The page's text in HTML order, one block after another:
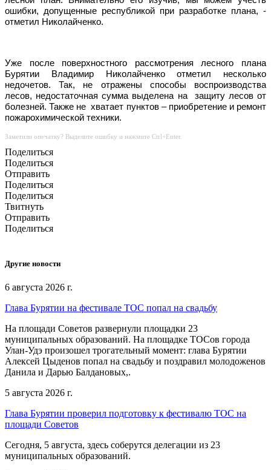
ошибки, допущенные республикой при разработке плана, -
отметил Николайченко.
Уже после поверхностного рассмотрения лесного плана
Бурятии Владимир Николайченко отметил несколько
недочетов. Так, не отражены способы воспроизводства
лесов, недостаточная сумма выделена на
защиту лесов от
болезней. Также не хватает пунктов – приобретение и ремонт
пожарохимической техники.
Заметили опечатку? Выделите ошибку и нажмите Ctrl+Enter.
Поделиться
Поделиться
Отправить
Поделиться
Поделиться
Твитнуть
Отправить
Поделиться
Другие новости
6 августа 2026 г.
Глава Бурятии на фестивале ТОС попал на свадьбу
На площади Советов развернули площадки 23
муниципальных образований. На площадке ТОСов города
Улан-Удэ произошел трогательный момент: глава Бурятии
Алексей Цыденов попал на свадьбу и поздравил молодоженов
Данила и Дарью Балдановых,.
5 августа 2026 г.
Глава Бурятии проверил подготовку к фестивалю ТОС на
площади Советов
Сегодня, 5 августа, здесь соберутся делегации из 23
муниципальных образований.